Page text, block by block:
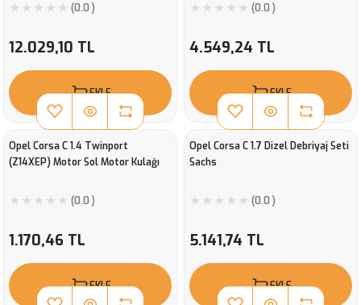
(0.0 )
12.029,10 TL
EKLE
(0.0 )
4.549,24 TL
EKLE
Opel Corsa C 1.4 Twinport
(Z14XEP) Motor Sol Motor Kulağı
(0.0 )
1.170,46 TL
EKLE
Opel Corsa C 1.7 Dizel Debriyaj Seti
Sachs
(0.0 )
5.141,74 TL
EKLE